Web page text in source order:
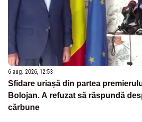
6 aug. 2026, 12:53
Sfidare uriașă din partea
Bolojan. A refuzat să răspundă
cărbune